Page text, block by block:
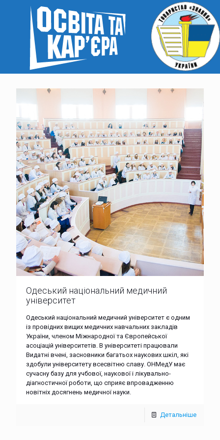
Одеський національний медичний
університет
Одеський національний медичний університет є одним
із провідних вищих медичних навчальних закладів
України, членом Міжнародної та Європейської
асоціацій університетів. В університеті працювали
Видатні вчені, засновники багатьох наукових шкіл, які
здобули університету всесвітню славу. ОНМедУ має
сучасну базу для учбової, наукової і лікувально-
діагностичної роботи, що сприяє впровадженню
новітніх досягнень медичної науки.
Детальніше